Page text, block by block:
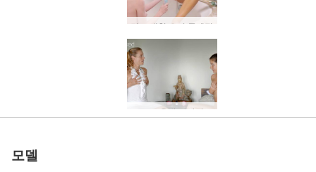
면도 세척 오이 클렌징
도교 유방 마사지
모델